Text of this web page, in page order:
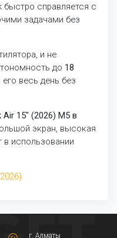
справляется с
задачами без
и не
до 18
весь день без
Air 15" (2026) M5 в
экран, высокая
в использовании
г. Алматы